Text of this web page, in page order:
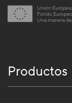
Unión Europea
Fondo
Una manera
Productos